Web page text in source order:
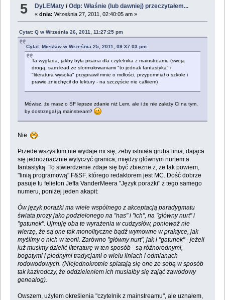
5 DyLEMaty /Odp: Właśnie (lub dawniej) przeczytałem...
«dnia: Września 27, 2011, 02:40:05 am »
Cytat: Q w Września 26, 2011, 11:27:25 pm
Cytat: Miesław w Września 25, 2011, 09:37:03 pm
Ta wygląda, jakby była pisana dla czytelnika z mainstreamu (swoją
drogą, sam lead ze sformułowaniami "to jednak fantastyka" i
"literatura wysoka" przyprawił mnie o mdłości, przypomniał o szkole i
prawie zniechęcił do lektury - na szczęście nie całkiem)
Mówisz, że masz o SF lepsze zdanie niż Lem, ale i że nie zależy Ci na tym,
by dostrzegał ją mainstream?
Nie .
Przede wszystkim nie wydaje mi się, żeby istniała gruba linia, dająca
się jednoznacznie wytyczyć granica, między głównym nurtem a
fantastyką. To stwierdzenie zdaje się być zbieżne z, że tak powiem,
"linią programową" F&SF, którego redaktorem jest MC. Dość dobrze
pasuje tu felieton Jeffa VanderMeera "Język porażki" z tego samego
numeru, poniżej jeden akapit:
Ów język porażki ma wiele wspólnego z akceptacją paradygmatu
świata prozy jako podzielonego na "nas" i "ich", na "główny nurt" i
"gatunek". Ujmuję oba te wyrażenia w cudzysłów, ponieważ nie
wierzę, że są one tak monolityczne bądź wymowne w praktyce, jak
myślimy o nich w teorii. Zarówno "główny nurt", jak i "gatunek" - jeżeli
już musimy dzielić literaturę w ten sposób - są różnorodnymi,
bogatymi i płodnymi tradycjami o wielu liniach i odmianach
rodowodowych. (Niejednokrotnie splatają się one ze sobą w sposób
tak kazirodczy, że oddzieleniem ich musiałby się zająć zawodowy
genealog).
Owszem, użyłem określenia "czytelnik z mainstreamu", ale uznałem,